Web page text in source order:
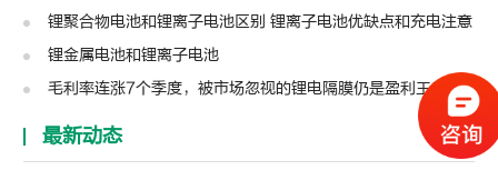
锂聚合物电池和锂离子电池区别 锂离子电池优缺点和充电注意
锂金属电池和锂离子电池
毛利率连涨7个季度，被市场忽视的锂电隔膜仍是盈利王者？| 见智研究
最新动态